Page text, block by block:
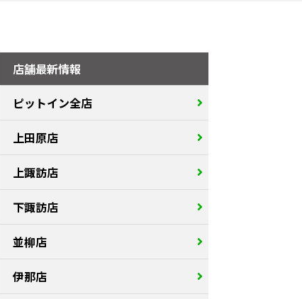
店舗最新情報
ピットイン全店
上田原店
上諏訪店
下諏訪店
並柳店
伊那店